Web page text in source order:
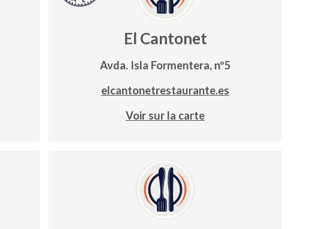
El Cantonet
Avda. Isla Formentera, nº5
elcantonetrestaurante.es
Voir sur la carte